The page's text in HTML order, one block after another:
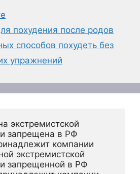
похудения после родов
способов похудеть без
упражнений
экстремистской
запрещена в РФ
компании
экстремистской
запрещенной в РФ